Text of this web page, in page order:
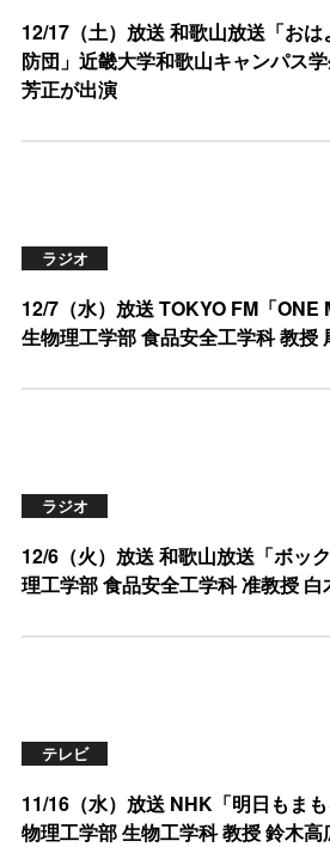
12/17（土）放送 和歌山放送「お
防団」近畿大学和歌山キャンパス
芳正が出演
ラジオ
12/7（水）放送 TOKYO FM「ONE
生物理工学部 食品安全工学科 教授
ラジオ
12/6（火）放送 和歌山放送「ボッ
理工学部 食品安全工学科 准教授
テレビ
11/16（水）放送 NHK「明日もま
物理工学部 生物工学科 教授 鈴木高